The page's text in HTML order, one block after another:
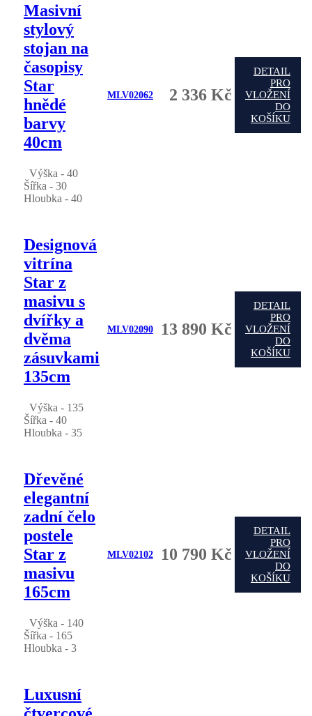
Masivní
stylový
stojan na
časopisy
Star
hnědé
barvy
40cm
Výška - 40
Šířka - 30
Hloubka - 40
MLV02062 2 336 Kč
DETAIL
PRO
VLOŽENÍ
DO
KOŠÍKU
Designová
vitrína
Star z
masivu s
dvířky a
dvěma
zásuvkami
135cm
Výška - 135
Šířka - 40
Hloubka - 35
MLV02090 13 890 Kč
DETAIL
PRO
VLOŽENÍ
DO
KOŠÍKU
Dřevěné
elegantní
zadní čelo
postele
Star z
masivu
165cm
Výška - 140
Šířka - 165
Hloubka - 3
MLV02102 10 790 Kč
DETAIL
PRO
VLOŽENÍ
DO
KOŠÍKU
Luxusní